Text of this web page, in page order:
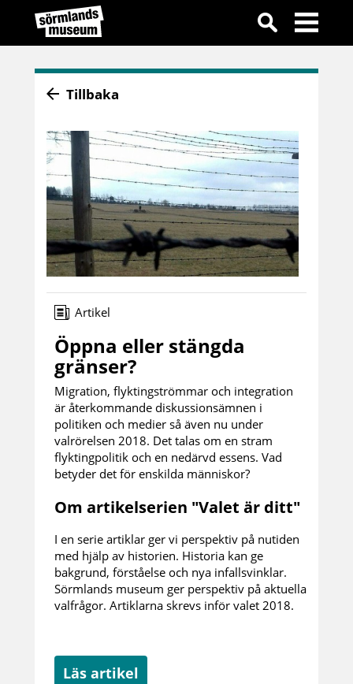
Tillbaka
Artikel
Öppna eller stängda
gränser?
Migration, flyktingströmmar och integration
är återkommande diskussionsämnen i
politiken och medier så även nu under
valrörelsen 2018. Det talas om en stram
flyktingpolitik och en nedärvd essens. Vad
betyder det för enskilda människor?
Om artikelserien "Valet är ditt"
I en serie artiklar ger vi perspektiv på nutiden
med hjälp av historien. Historia kan ge
bakgrund, förståelse och nya infallsvinklar.
Sörmlands museum ger perspektiv på aktuella
valfrågor. Artiklarna skrevs inför valet 2018.
Läs artikel